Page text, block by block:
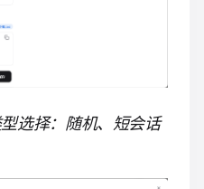
选择：随机、短会话